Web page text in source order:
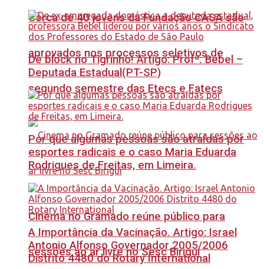
Cerca de 40 jovens da Fundação CASA são
aprovados nos processos seletivos de
segundo semestre das Etecs e Fatecs
Cinema no Gramado reúne público para
sessões ao ar livre no Sesc Birigui
Dê block no Tigrinho! Artigo: Profª. Bebel –
Deputada Estadual(PT-SP)
Por que algumas pessoas são atraídas por
esportes radicais e o caso Maria Eduarda
Rodrigues de Freitas, em Limeira.
A Importância da Vacinação. Artigo: Israel
Antonio Alfonso Governador 2005/2006
Distrito 4480 do Rotary International